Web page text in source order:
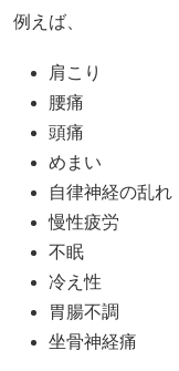
例えば、
肩こり
腰痛
頭痛
めまい
自律神経の乱れ
慢性疲労
不眠
冷え性
胃腸不調
坐骨神経痛